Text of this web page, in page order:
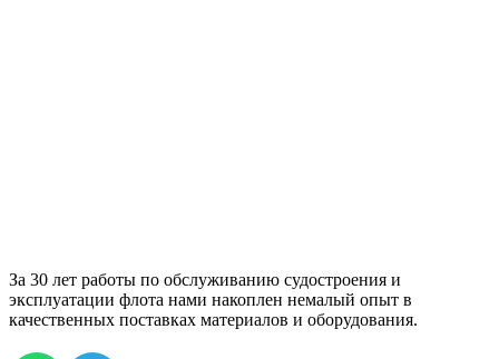
За 30 лет работы по обслуживанию судостроения и
эксплуатации флота нами накоплен немалый опыт в
качественных поставках материалов и оборудования.